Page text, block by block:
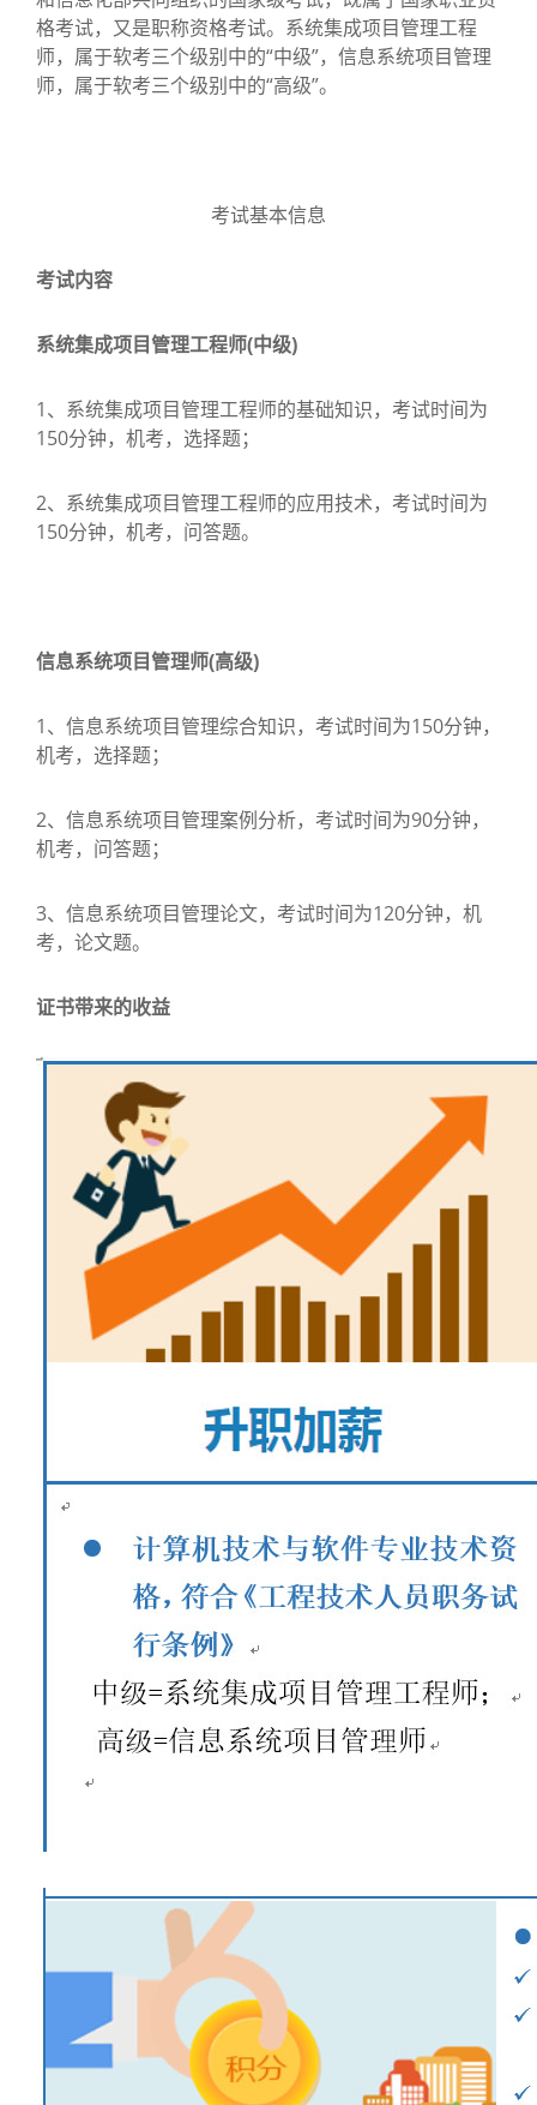
格考试，又是职称资格考试。系统集成项目管理工程
师，属于软考三个级别中的“中级”，信息系统项目管理
师，属于软考三个级别中的“高级”。
考试基本信息
考试内容
系统集成项目管理工程师(中级)
1、系统集成项目管理工程师的基础知识，考试时间为
150分钟，机考，选择题；
2、系统集成项目管理工程师的应用技术，考试时间为
150分钟，机考，问答题。
信息系统项目管理师(高级)
1、信息系统项目管理综合知识，考试时间为150分钟，
机考，选择题；
2、信息系统项目管理案例分析，考试时间为90分钟，
机考，问答题；
3、信息系统项目管理论文，考试时间为120分钟，机
考，论文题。
证书带来的收益